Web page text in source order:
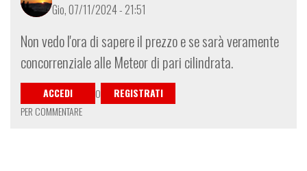
Gio, 07/11/2024 - 21:51
Non vedo l'ora di sapere il prezzo e se sarà veramente
concorrenziale alle Meteor di pari cilindrata.
ACCEDI O
REGISTRATI
PER COMMENTARE